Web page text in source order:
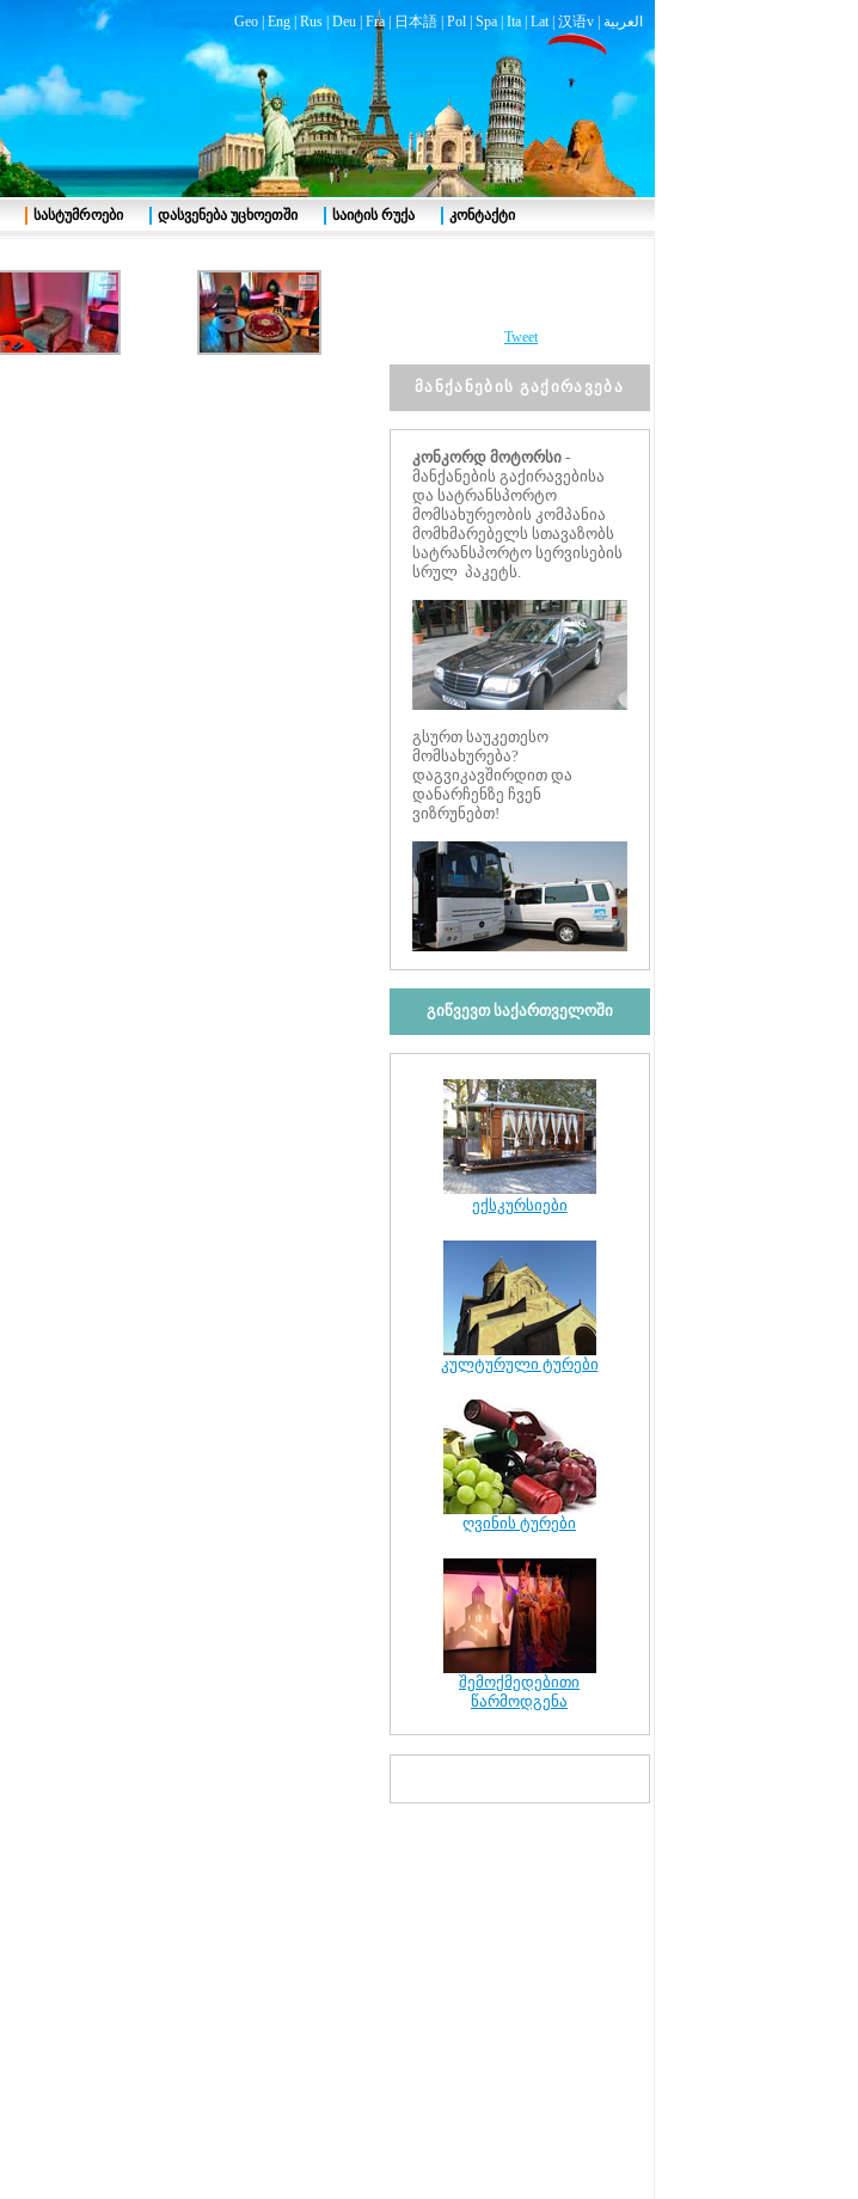
Geo| Eng| Rus| Deu| Fra| 日本語| Pol| Spa| Ita| Lat| 汉语v | العربية
Tweet
მანქანების გაქირავება
კონკორდ მოტორსი-
მანქანების გაქირავებისა
და სატრანსპორტო
მომსახურეობის კომპანია
მომხმარებელს სთავაზობს
სატრანსპორტო სერვისების
სრულ პაკეტს.
გსურთ საუკეთესო
მომსახურება?
დაგვიკავშირდით და
დანარჩენზე ჩვენ
ვიზრუნებთ!
გიწვევთ საქართველოში
ექსკურსიები
კულტურული ტურები
ღვინის ტურები
შემოქმედებითი
წარმოდგენა
სასტუმროები დასვენება უცხოეთში საიტის რუქა კონტაქტი